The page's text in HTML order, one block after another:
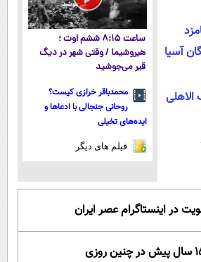
آسیا
ساعت ۸:۱۵ ششم اوت ؛
هیروشیما / وقتی شهر در دیگ
قیر می‌جوشید
محمدباقر خرازی کیست؟
روحانی جنجالی با ادعاها و
ایده‌های تخیلی
فیلم های دیگر
در اینستاگرام عصر ایران
روزی